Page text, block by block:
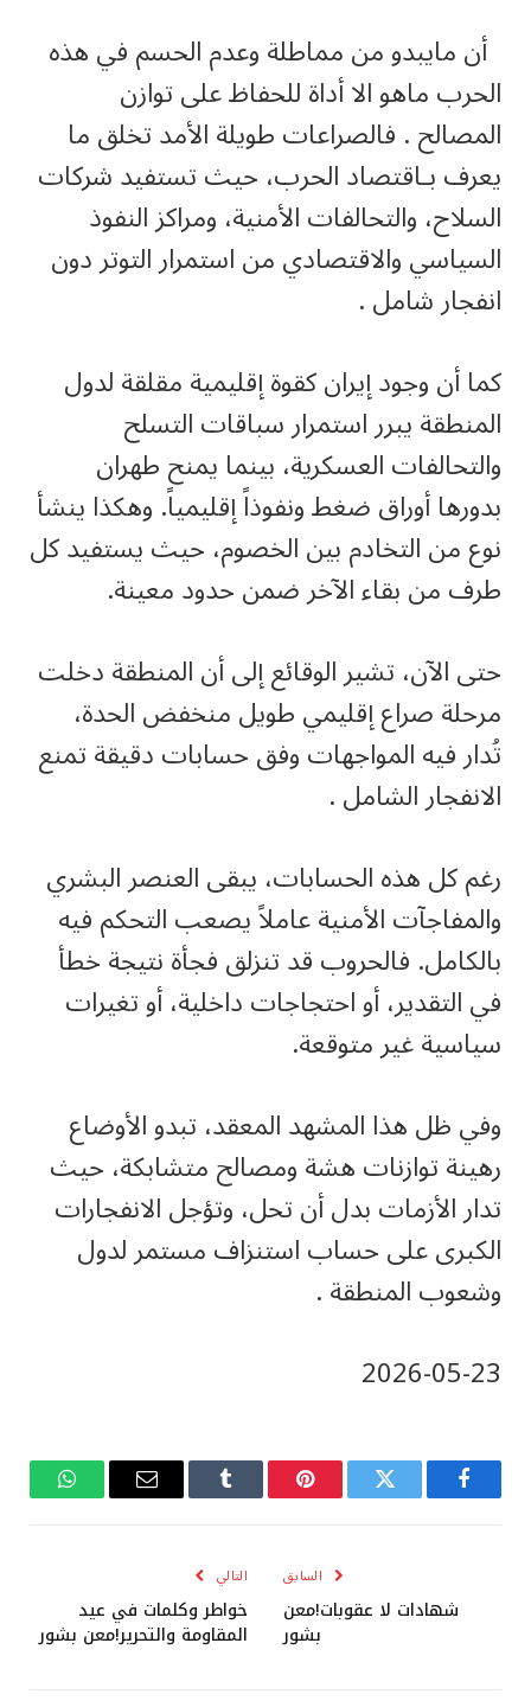
أن مايبدو من مماطلة وعدم الحسم في هذه
الحرب ماهو الا أداة للحفاظ على توازن
المصالح . فالصراعات طويلة الأمد تخلق ما
يعرف بـاقتصاد الحرب، حيث تستفيد شركات
السلاح، والتحالفات الأمنية، ومراكز النفوذ
السياسي والاقتصادي من استمرار التوتر دون
انفجار شامل .
كما أن وجود إيران كقوة إقليمية مقلقة لدول
المنطقة يبرر استمرار سباقات التسلح
والتحالفات العسكرية، بينما يمنح طهران
بدورها أوراق ضغط ونفوذاً إقليمياً. وهكذا ينشأ
نوع من التخادم بين الخصوم، حيث يستفيد كل
طرف من بقاء الآخر ضمن حدود معينة.
حتى الآن، تشير الوقائع إلى أن المنطقة دخلت
مرحلة صراع إقليمي طويل منخفض الحدة،
تُدار فيه المواجهات وفق حسابات دقيقة تمنع
الانفجار الشامل .
رغم كل هذه الحسابات، يبقى العنصر البشري
والمفاجآت الأمنية عاملاً يصعب التحكم فيه
بالكامل. فالحروب قد تنزلق فجأة نتيجة خطأ
في التقدير، أو احتجاجات داخلية، أو تغيرات
سياسية غير متوقعة.
وفي ظل هذا المشهد المعقد، تبدو الأوضاع
رهينة توازنات هشة ومصالح متشابكة، حيث
تدار الأزمات بدل أن تحل، وتؤجل الانفجارات
الكبرى على حساب استنزاف مستمر لدول
وشعوب المنطقة .
‎2026-‎05-‎23
فيسبوك تويتر بينتيريستTumblr
البريد
واتساب
السابق
شهادات لا عقوبات!معن
بشور
التالي
خواطر وكلمات في عيد
المقاومة والتحرير!معن بشور